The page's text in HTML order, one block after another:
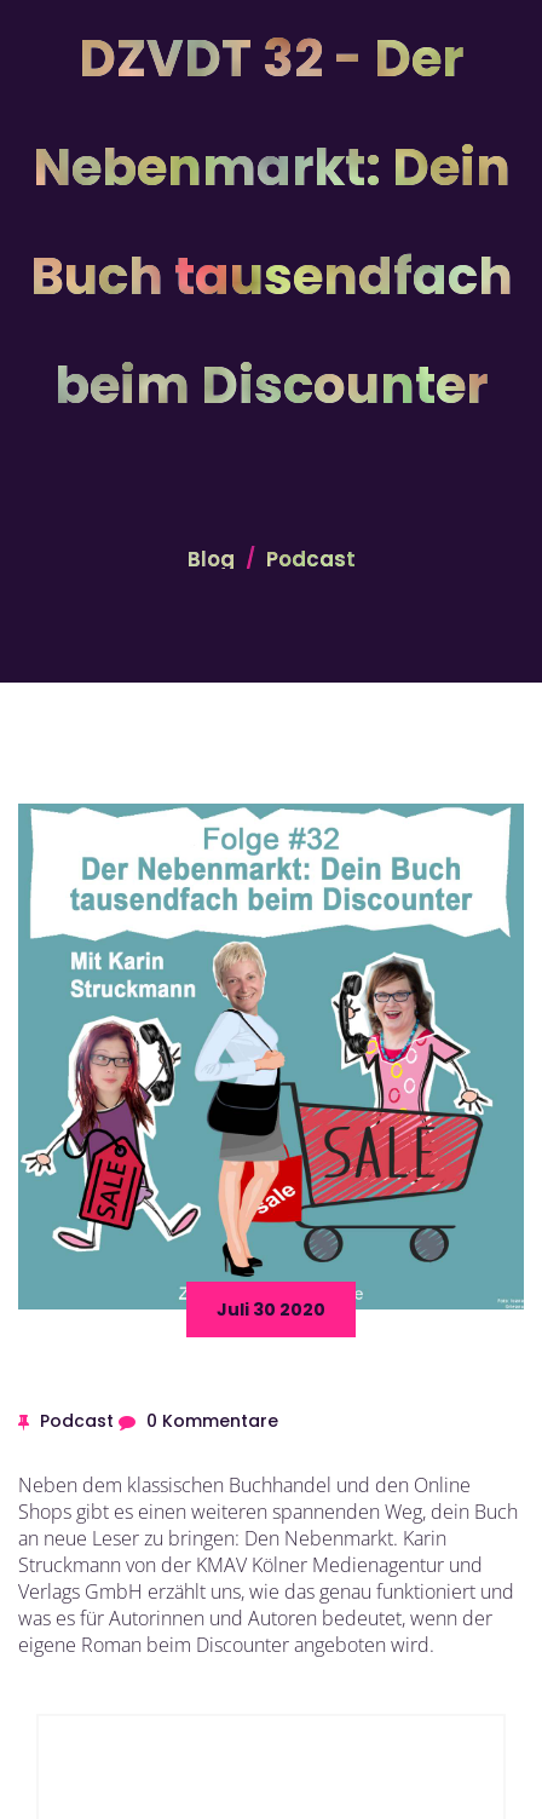
DZVDT 32 - Der
Nebenmarkt: Dein
Buch tausendfach
beim Discounter
Blog Podcast
Juli 30 2020
Podcast 0 Kommentare
Neben dem klassischen Buchhandel und den Online
Shops gibt es einen weiteren spannenden Weg, dein Buch
an neue Leser zu bringen: Den Nebenmarkt. Karin
Struckmann von der KMAV Kölner Medienagentur und
Verlags GmbH erzählt uns, wie das genau funktioniert und
was es für Autorinnen und Autoren bedeutet, wenn der
eigene Roman beim Discounter angeboten wird.